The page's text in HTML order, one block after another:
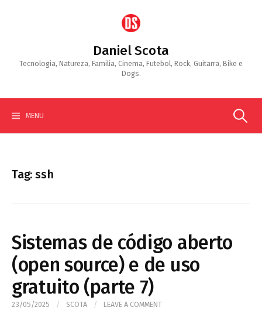
Daniel Scota
Tecnologia, Natureza, Familia, Cinema, Futebol, Rock, Guitarra, Bike e
Dogs.
MENU Search
Tag:ssh
Sistemas de código aberto
(open source) e de uso
gratuito (parte 7)
23/05/2025 / SCOTA / LEAVE A COMMENT